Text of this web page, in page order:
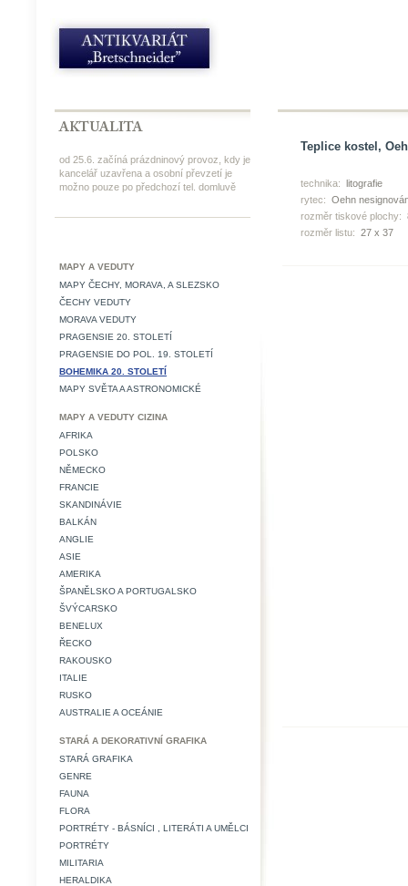
od 25.6. začíná prázdninový provoz, kdy je
kancelář uzavřena a osobní převzetí je
možno pouze po předchozí tel. domluvě
MAPY A VEDUTY
MAPY ČECHY, MORAVA, A SLEZSKO
ČECHY VEDUTY
MORAVA VEDUTY
PRAGENSIE 20. STOLETÍ
PRAGENSIE DO POL. 19. STOLETÍ
BOHEMIKA 20. STOLETÍ
MAPY SVĚTA A ASTRONOMICKÉ
MAPY A VEDUTY CIZINA
AFRIKA
POLSKO
NĚMECKO
FRANCIE
SKANDINÁVIE
BALKÁN
ANGLIE
ASIE
AMERIKA
ŠPANĚLSKO A PORTUGALSKO
ŠVÝCARSKO
BENELUX
ŘECKO
RAKOUSKO
ITALIE
RUSKO
AUSTRALIE A OCEÁNIE
STARÁ A DEKORATIVNÍ GRAFIKA
STARÁ GRAFIKA
GENRE
FAUNA
FLORA
PORTRÉTY - BÁSNÍCI , LITERÁTI A UMĚLCI
PORTRÉTY
MILITARIA
HERALDIKA
Teplice kostel,
technika: litografie
rytec: Oehn
rozměr tiskové plochy:
rozměr listu: 27 x 37